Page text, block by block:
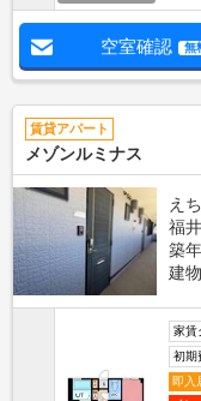
空室確認 無
賃貸アパート
メゾンルミナス
え
福
築
建
家賃
初期
即入